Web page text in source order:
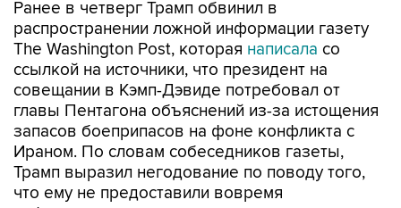
The Washington Post, котораянаписала
ссылкой на источники, что президент на
совещании в Кэмп-Дэвиде потребовал от
главы Пентагона объяснений из-за истощения
запасов боеприпасов на фоне конфликта с
Ираном. По словам собеседников газеты,
Трамп выразил негодование по поводу того,
что ему не предоставили вовремя
информацию о плачевном состоянии запасов
вооружения.